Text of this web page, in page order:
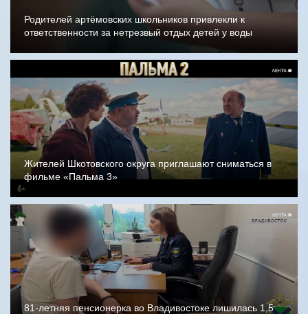
Родителей артёмовских школьников привлекли к
ответственности за нетрезвый отдых детей у воды
Жителей Шкотовского округа приглашают сниматься в
фильме «Пальма 3»
81-летняя пенсионерка во Владивостоке лишилась 1,5